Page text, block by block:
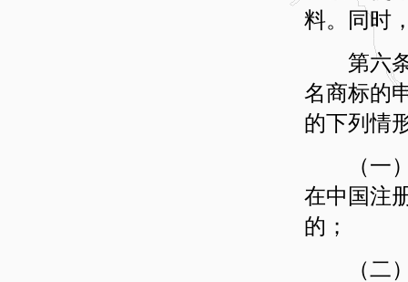
料。同时
第六条
名商标的
的下列情
（一）
在中国注
的；
（二）